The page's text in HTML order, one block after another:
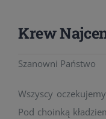
Krew
Szanowni Państwo
Wszyscy
Pod choinką